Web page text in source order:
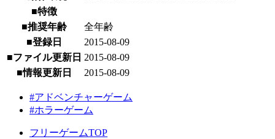
■特徴
■推奨年齢
全年齢
■登録日
2015-08-09
■ファイル更新日 2015-08-09
■情報更新日
2015-08-09
#アドベンチャーゲーム
#ホラーゲーム
フリーゲームTOP